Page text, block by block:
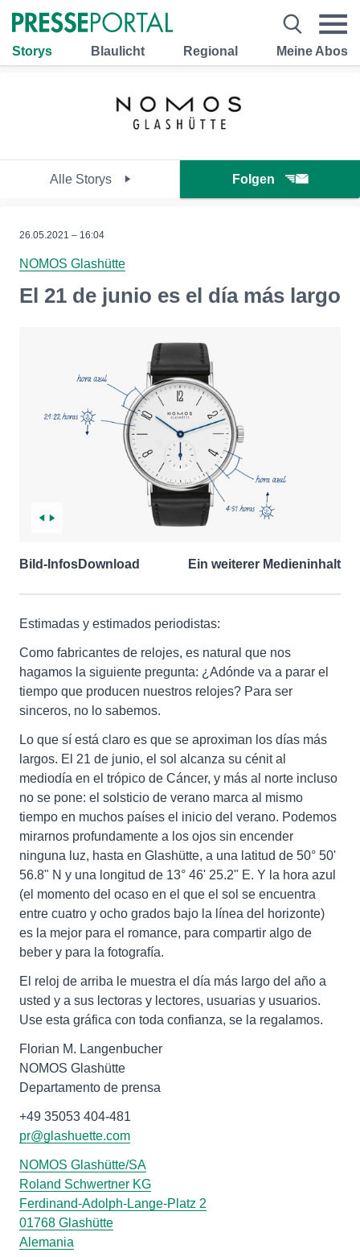
Storys Blaulicht Regional Meine Abos
Alle Storys Folgen
26.05.2021 – 16:04
NOMOS Glashütte
El 21 de junio es el día más largo
Bild-InfosDownload Ein weiterer Medieninhalt
Estimadas y estimados periodistas:
Como fabricantes de relojes, es natural que nos
hagamos la siguiente pregunta: ¿Adónde va a parar el
tiempo que producen nuestros relojes? Para ser
sinceros, no lo sabemos.
Lo que sí está claro es que se aproximan los días más
largos. El 21 de junio, el sol alcanza su cénit al
mediodía en el trópico de Cáncer, y más al norte incluso
no se pone: el solsticio de verano marca al mismo
tiempo en muchos países el inicio del verano. Podemos
mirarnos profundamente a los ojos sin encender
ninguna luz, hasta en Glashütte, a una latitud de 50° 50'
56.8" N y una longitud de 13° 46' 25.2" E. Y la hora azul
(el momento del ocaso en el que el sol se encuentra
entre cuatro y ocho grados bajo la línea del horizonte)
es la mejor para el romance, para compartir algo de
beber y para la fotografía.
El reloj de arriba le muestra el día más largo del año a
usted y a sus lectoras y lectores, usuarias y usuarios.
Use esta gráfica con toda confianza, se la regalamos.
Florian M. Langenbucher
NOMOS Glashütte
Departamento de prensa
pr@glashuette.com
NOMOS Glashütte/SA
Roland Schwertner KG
Ferdinand-Adolph-Lange-Platz 2
01768 Glashütte
Alemania